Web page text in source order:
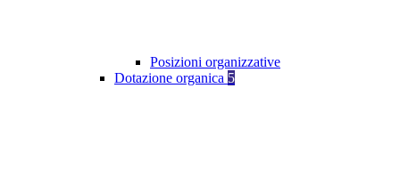
Posizioni organizzative
Dotazione organica 5